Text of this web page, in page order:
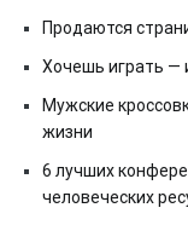
Продаются
Хочешь играть —
Мужские
жизни
6 лучших
человеческих